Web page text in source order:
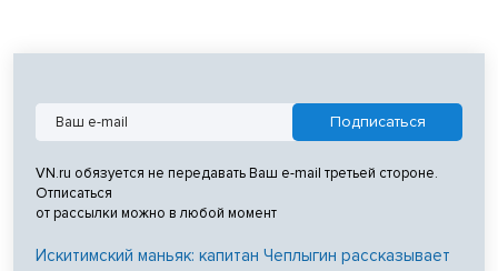
VN.ru обязуется не передавать Ваш e-mail третьей стороне.
Отписаться
от рассылки можно в любой момент
Искитимский маньяк: капитан Чеплыгин рассказывает